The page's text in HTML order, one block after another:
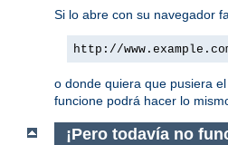
Si lo abre con su navegador
http://
o donde quiera que pusiera
funcione podrá hacer lo
¡Pero todavía no